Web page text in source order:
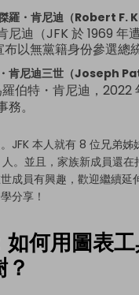
羅・肯尼迪（Robert F.
尼迪（JFK 於 1969 年
以無黨籍身份參選總統
・肯尼迪三世（Joseph
伯特・肯尼迪，2022
。
JFK 本人就有 8 位兄弟姊
人。並且，家族新成員還
成員有興趣，歡迎繼續延
分享！
如何用圖表